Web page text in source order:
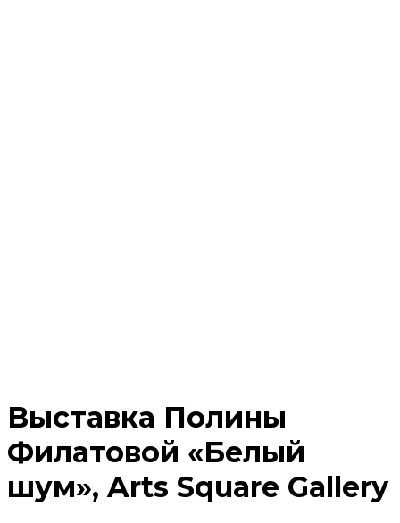
Выставка Полины
Филатовой «Белый
шум», Arts Square Gallery